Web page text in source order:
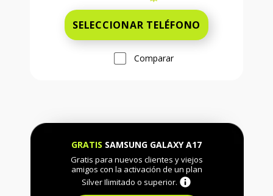
SELECCIONAR TELÉFONO
Comparar
GRATIS SAMSUNG GALAXY A17
Gratis para nuevos clientes y viejos
amigos con la activación de un plan
Silver Ilimitado o superior.